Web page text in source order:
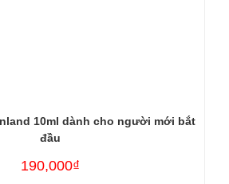
10ml dành cho người mới bắt
đầu
190,000₫